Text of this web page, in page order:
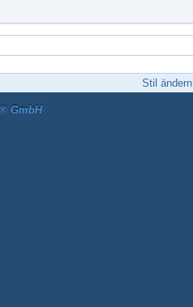
Stil ändern
GmbH